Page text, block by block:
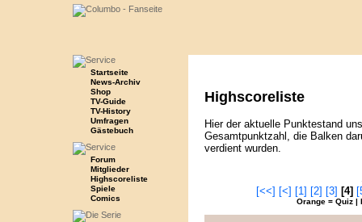
Startseite
News-Archiv
Shop
TV-Guide
TV-History
Umfragen
Gästebuch
Forum
Mitglieder
Highscoreliste
Spiele
Comics
Highscoreliste
Hier der aktuelle Punktestand
Gesamtpunktzahl, die Balken
verdient wurden.
[<<] [<] [1] [2] [3] [4]
Orange = Quiz |